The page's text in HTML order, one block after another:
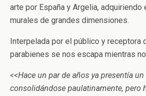
arte por España y Argelia, adquiriendo
murales de grandes dimensiones.
Interpelada por el público y receptora
parabienes se nos escapa mientras
<<Hace un par de años ya presentía
consolidándose paulatinamente, pero